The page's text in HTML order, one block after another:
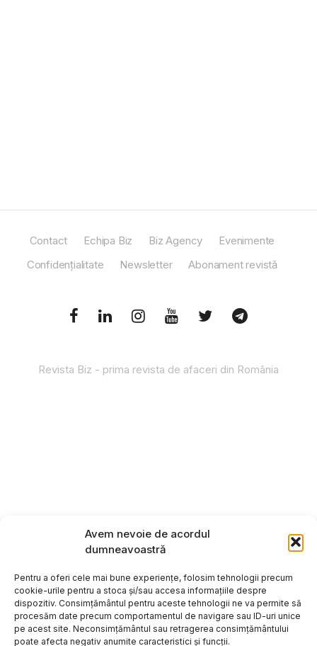
Avem nevoie de acordul
dumneavoastră
Pentru a oferi cele mai bune experiențe, folosim tehnologii precum
cookie-urile pentru a stoca și/sau accesa informațiile despre
dispozitiv. Consimțământul pentru aceste tehnologii ne va permite să
procesăm date precum comportamentul de navigare sau ID-uri unice
pe acest site. Neconsimțământul sau retragerea consimțământului
poate afecta negativ anumite caracteristici și funcții.
Contact Echipa Biz Biz Agency
Evenimente
Confidențialitate
Newsletter Abonament revistă
Revista Biz - prima revista de afaceri din România